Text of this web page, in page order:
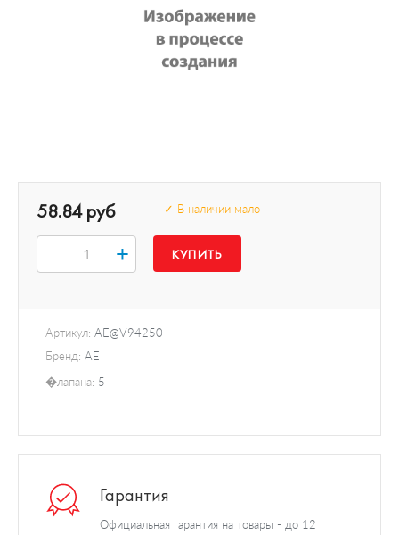
✓ В наличии мало
Артикул: AE@V94250
Бренд: AE
�лапана: 5
58.84 руб
+
Гарантия
Официальная гарантия на товары - до 12